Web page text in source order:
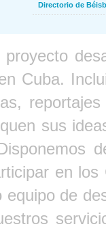
Directorio de
Cuba.
sus
en
de